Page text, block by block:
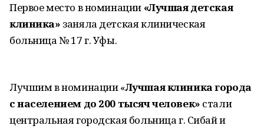
Первое место в номинации «Лучшая детская
клиника» заняла детская клиническая
больница № 17 г. Уфы.
Лучшим в номинации «Лучшая клиника города
с населением до 200 тысяч человек» стали
центральная городская больница г. Сибай и